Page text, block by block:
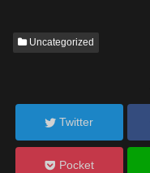
Uncategorized
Twitter
Pocket